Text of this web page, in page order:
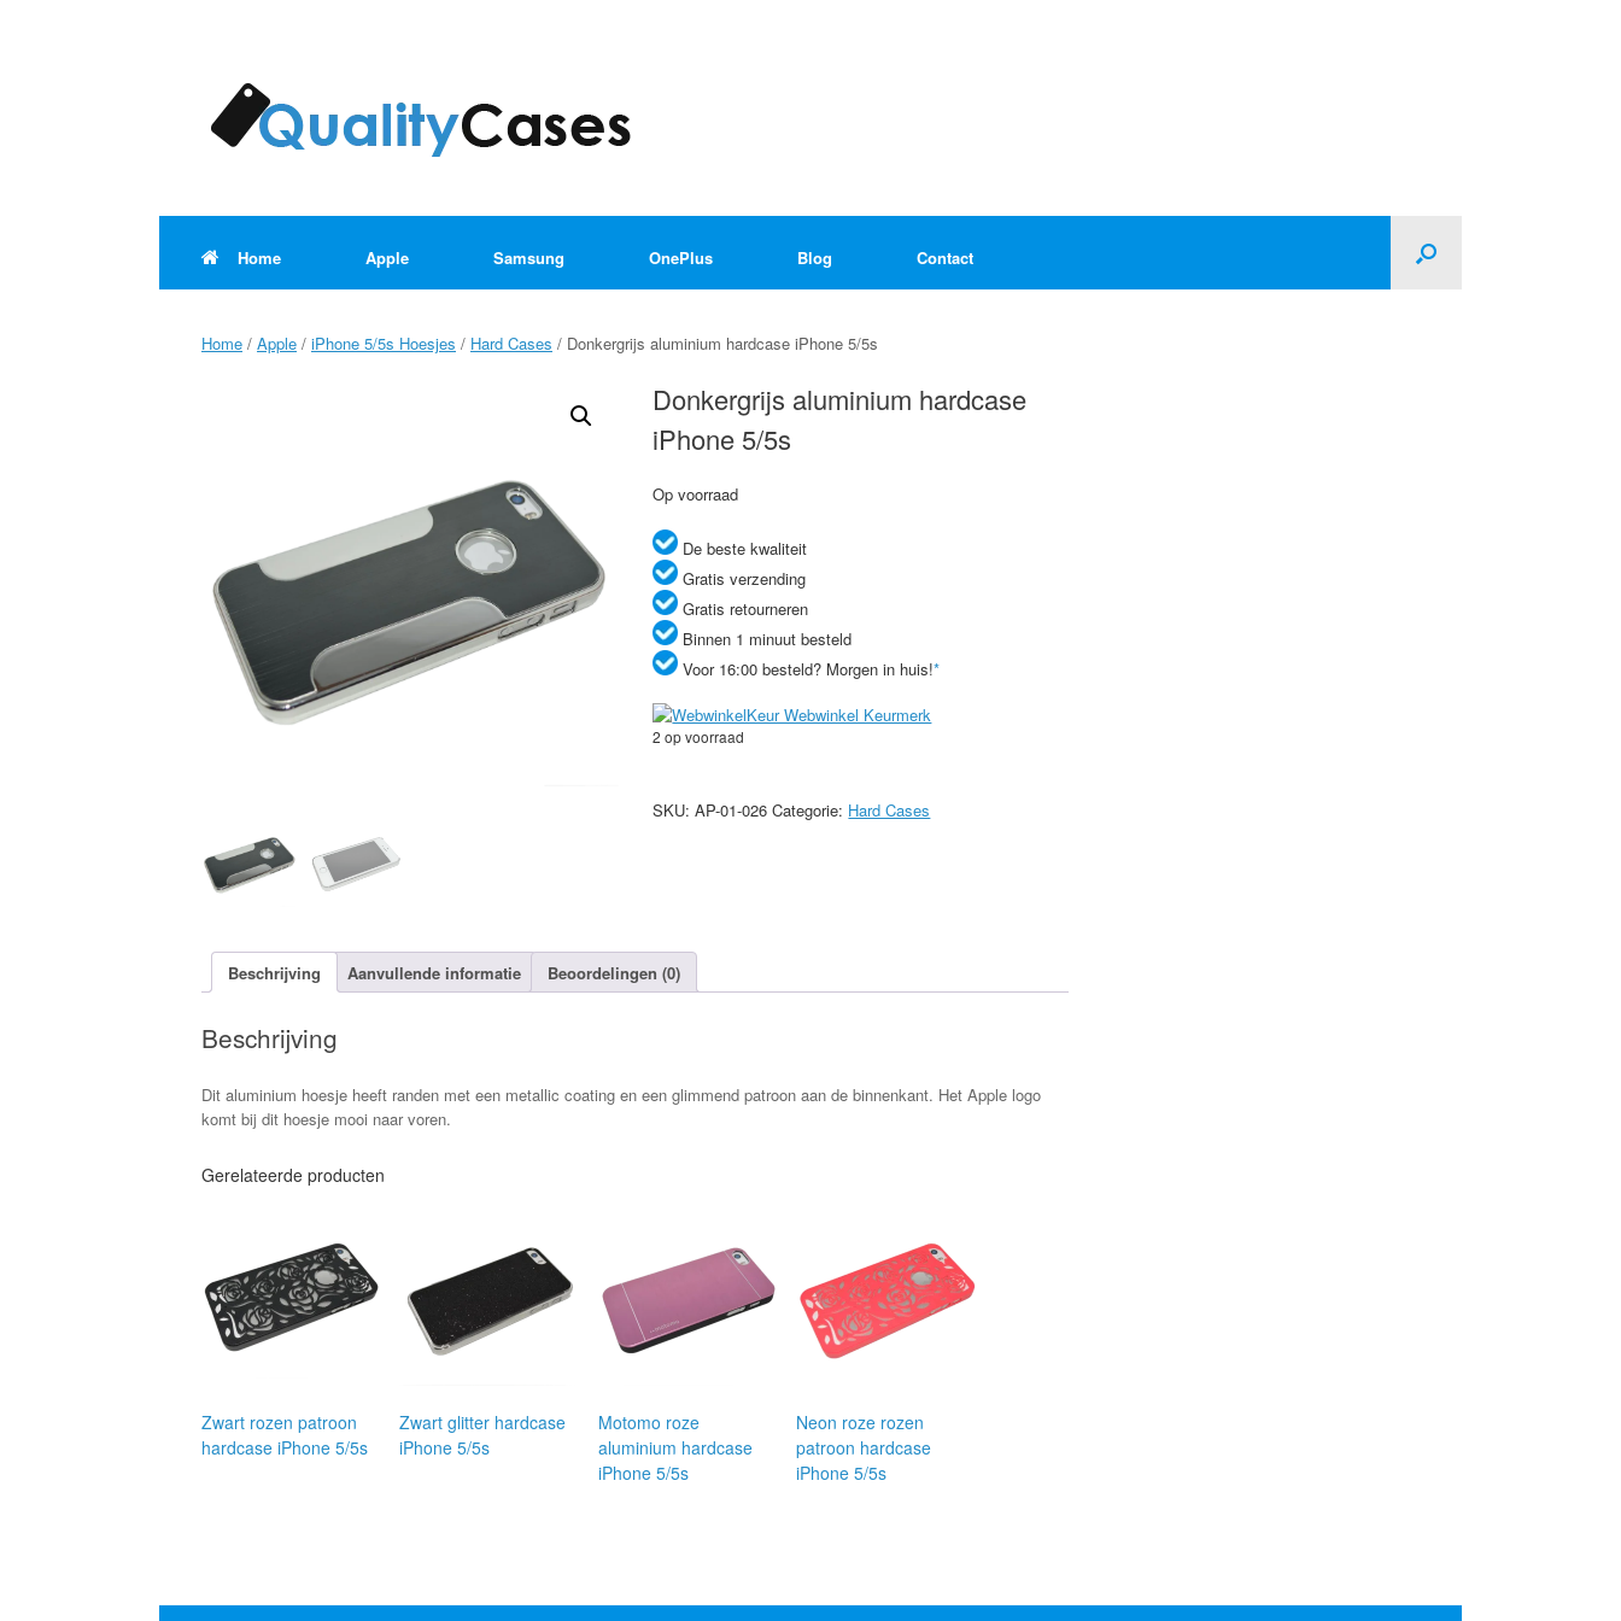
Home Apple Samsung OnePlus Blog Contact
Home / Apple / iPhone 5/5s Hoesjes / Hard Cases / Donkergrijs aluminium hardcase iPhone 5/5s
Donkergrijs aluminium hardcase
iPhone 5/5s
Op voorraad
De beste kwaliteit
Gratis verzending
Gratis retourneren
Binnen 1 minuut besteld
Voor 16:00 besteld? Morgen in huis!*
2 op voorraad
aluminium
hardcase
SKU:AP-01-026 Categorie: Hard Cases
Beschrijving Aanvullende informatie Beoordelingen (0)
Beschrijving
Dit aluminium hoesje heeft randen met een metallic coating en een glimmend patroon aan de binnenkant. Het Apple logo
komt bij dit hoesje mooi naar voren.
Gerelateerde producten
Zwart rozen patroon
hardcase iPhone 5/5s
Zwart glitter hardcase
iPhone 5/5s
Motomo roze
aluminium hardcase
iPhone 5/5s
Neon roze rozen
patroon hardcase
iPhone 5/5s